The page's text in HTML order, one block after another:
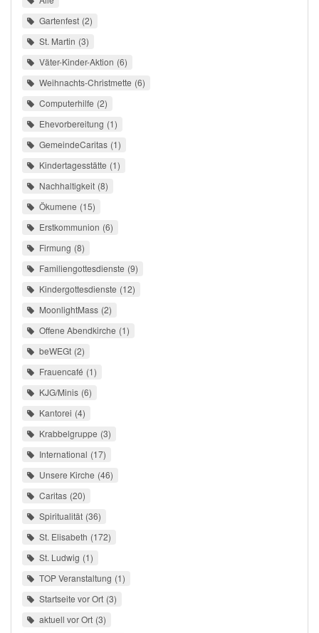
Gartenfest 2
St. Martin 3
Väter-Kinder-Aktion 6
Weihnachts-Christmette 6
Computerhilfe 2
Ehevorbereitung 1
GemeindeCaritas 1
Kindertagesstätte 1
Nachhaltigkeit 8
Ökumene 15
Erstkommunion 6
Firmung 8
Familiengottesdienste 9
Kindergottesdienste 12
MoonlightMass 2
Offene Abendkirche 1
beWEGt 2
Frauencafé 1
KJG/Minis 6
Kantorei 4
Krabbelgruppe 3
International 17
Unsere Kirche 46
Caritas 20
Spiritualität 36
St. Elisabeth 172
St. Ludwig 1
TOP Veranstaltung 1
Startseite vor Ort 3
aktuell vor Ort 3